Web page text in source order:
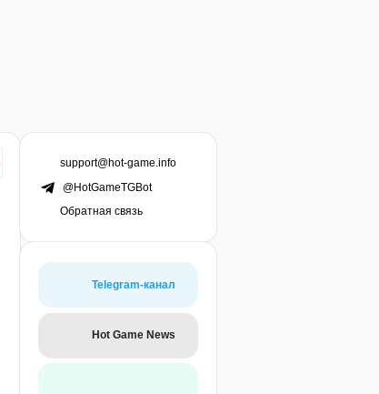
support@hot-game.info
@HotGameTGBot
Обратная связь
Telegram-канал
Hot Game News